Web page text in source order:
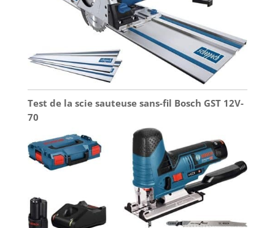
Test de la scie sauteuse sans-fil Bosch GST 12V-
70